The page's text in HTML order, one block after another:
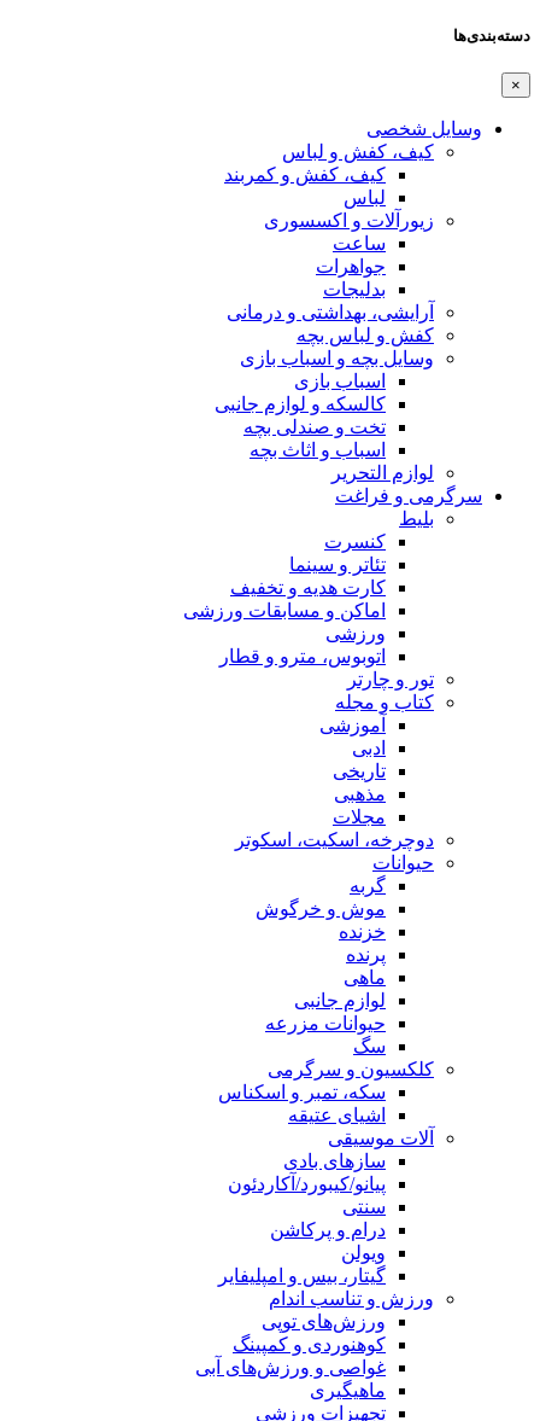
دسته‌بندی‌ها
×
وسایل شخصی
کیف، کفش و لباس
کیف، کفش و کمربند
لباس
زیورآلات و اکسسوری
ساعت
جواهرات
بدلیجات
آرایشی، بهداشتی و درمانی
کفش و لباس بچه
وسایل بچه و اسباب بازی
اسباب بازی
کالسکه و لوازم جانبی
تخت و صندلی بچه
اسباب و اثاث بچه
لوازم التحریر
سرگرمی و فراغت
بلیط
کنسرت
تئاتر و سینما
کارت هدیه و تخفیف
اماکن و مسابقات ورزشی
ورزشی
اتوبوس، مترو و قطار
تور و چارتر
کتاب و مجله
آموزشی
ادبی
تاریخی
مذهبی
مجلات
دوچرخه، اسکیت، اسکوتر
حیوانات
گربه
موش و خرگوش
خزنده
پرنده
ماهی
لوازم جانبی
حیوانات مزرعه
سگ
کلکسیون و سرگرمی
سکه، تمبر و اسکناس
اشیای عتیقه
آلات موسیقی
سازهای بادی
پیانو/کیبورد/آکاردئون
سنتی
درام و پرکاشن
ویولن
گیتار، بیس و امپلیفایر
ورزش و تناسب اندام
ورزش‌های توپی
کوهنوردی و کمپینگ
غواصی و ورزش‌های آبی
ماهیگیری
تجهیزات ورزشی